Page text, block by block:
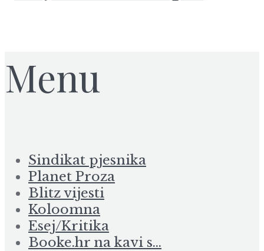
Menu
Sindikat pjesnika
Planet Proza
Blitz vijesti
Koloomna
Esej/Kritika
Booke.hr na kavi s…